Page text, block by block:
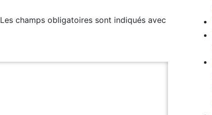
Les champs obligatoires sont indiqués avec